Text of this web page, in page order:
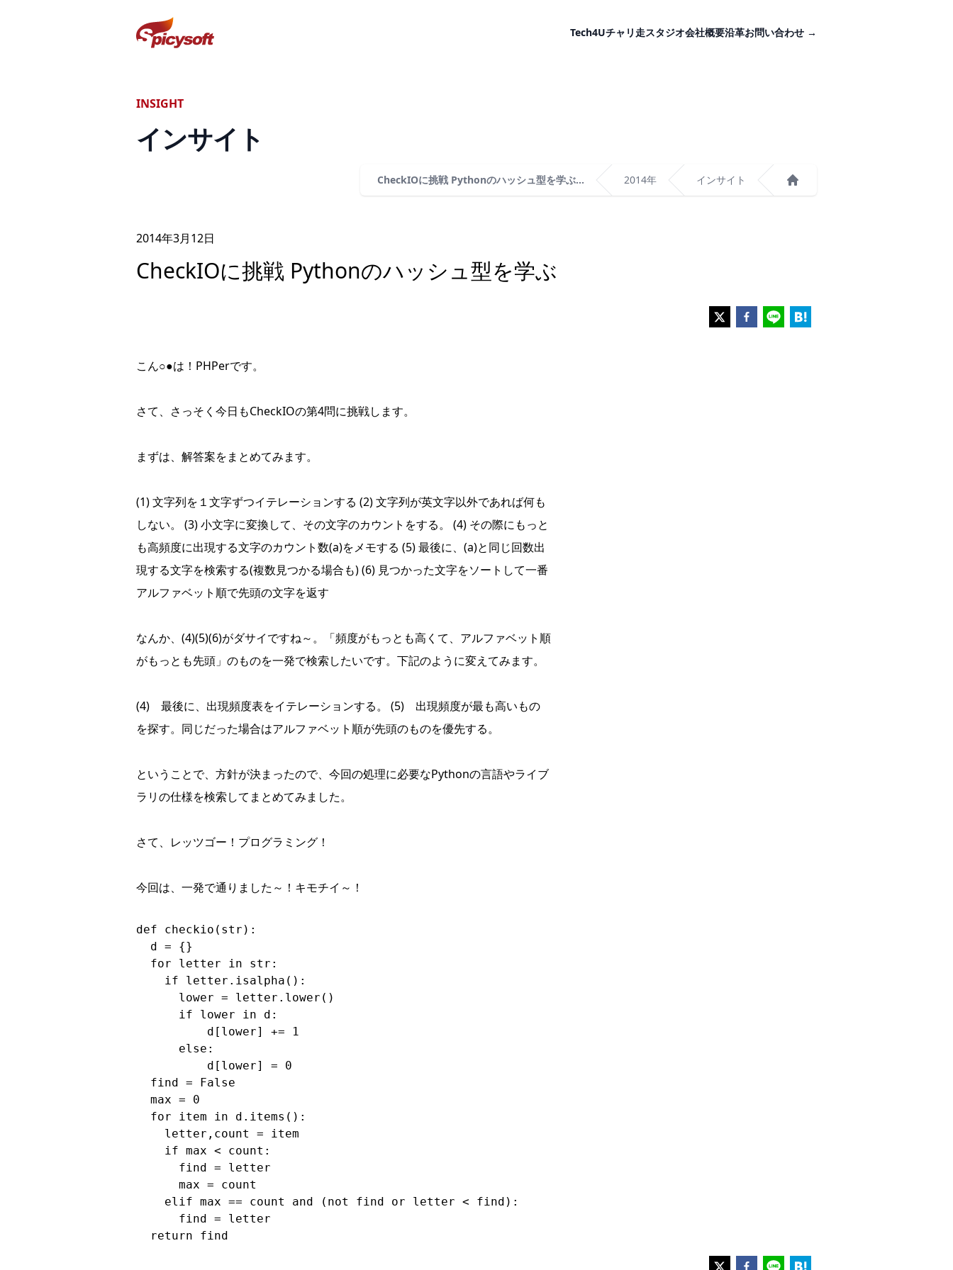
スパイシーソフト株式会社 Tech4Uチャリ走スタジオ会社概要沿革お問い合わせ →
INSIGHT
インサイト
CheckIOに挑戦 Pythonのハッシュ型を学ぶ... 2014年 インサイト
2014年3月12日
CheckIOに挑戦 Pythonのハッシュ型を学ぶ
こん○●は！PHPerです。
さて、さっそく今日もCheckIOの第4問に挑戦します。
まずは、解答案をまとめてみます。
(1) 文字列を１文字ずつイテレーションする (2) 文字列が英文字以外であれば何も
しない。 (3) 小文字に変換して、その文字のカウントをする。 (4) その際にもっと
も高頻度に出現する文字のカウント数(a)をメモする (5) 最後に、(a)と同じ回数出
現する文字を検索する(複数見つかる場合も) (6) 見つかった文字をソートして一番
アルファベット順で先頭の文字を返す
なんか、(4)(5)(6)がダサイですね～。「頻度がもっとも高くて、アルファベット順
がもっとも先頭」のものを一発で検索したいです。下記のように変えてみます。
(4) 最後に、出現頻度表をイテレーションする。 (5) 出現頻度が最も高いもの
を探す。同じだった場合はアルファベット順が先頭のものを優先する。
ということで、方針が決まったので、今回の処理に必要なPythonの言語やライブ
ラリの仕様を検索してまとめてみました。
さて、レッツゴー！プログラミング！
今回は、一発で通りました～！キモチイ～！
def checkio(str):
  d = {}
  for letter in str:
    if letter.isalpha():
      lower = letter.lower()
      if lower in d:
          d[lower] += 1
      else:
          d[lower] = 0
  find = False
  max = 0
  for item in d.items():
    letter,count = item
    if max < count:
      find = letter
      max = count
    elif max == count and (not find or letter < find):
      find = letter
  return find